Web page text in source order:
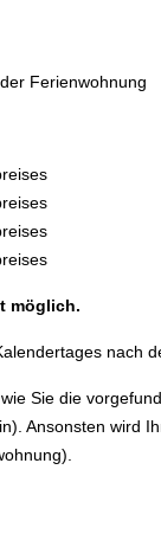
Ferienwohnung
möglich.
nach
Sie die
Ansonsten wird